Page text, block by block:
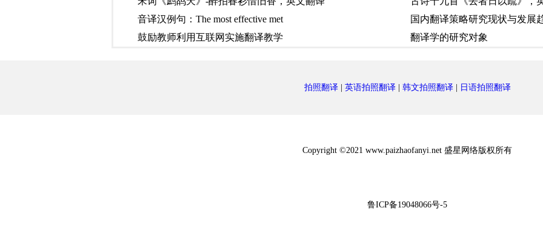
音译汉例句：The most effective met
国内翻译策略研究现状与发展
鼓励教师利用互联网实施翻译教学
翻译学的研究对象
拍照翻译| 英语拍照翻译| 韩文拍照翻译| 日语拍照翻译
Copyright ©2021 www.paizhaofanyi.net 盛星网络版权所有
鲁ICP备19048066号-5